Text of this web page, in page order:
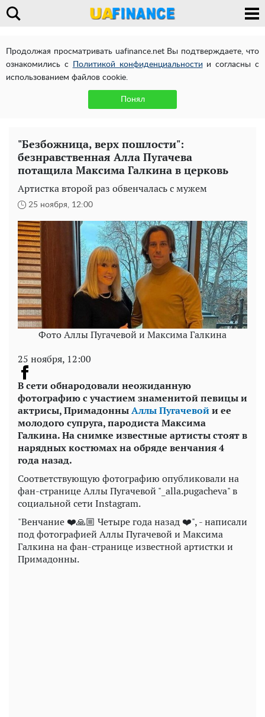
Продолжая просматривать uafinance.net Вы подтверждаете, что
ознакомились с
Политикой конфиденциальности и согласны с
использованием файлов cookie.
Понял
"Безбожница, верх пошлости":
безнравственная Алла Пугачева
потащила Максима Галкина в церковь
Артистка второй раз обвенчалась с мужем
25 ноября, 12:00
Фото Аллы Пугачевой и Максима Галкина
25 ноября, 12:00
В сети обнародовали неожиданную
фотографию с участием знаменитой певицы и
актрисы, ПримадонныАллы Пугачевойи ее
молодого супруга, пародиста Максима
Галкина. На снимке известные артисты стоят в
нарядных костюмах на обряде венчания 4
года назад.
Соответствующую фотографию опубликовали на
фан-странице Аллы Пугачевой "_alla.pugacheva" в
социальной сети Instagram.
"Венчание ❤️🙏🏼 Четыре года назад ❤️", - написали
под фотографией Аллы Пугачевой и Максима
Галкина на фан-странице известной артистки и
Примадонны.